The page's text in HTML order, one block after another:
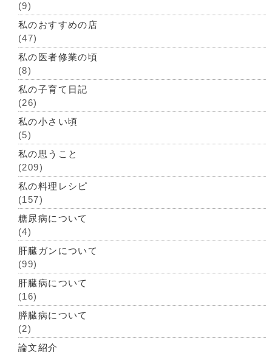
(9)
私のおすすめの店
(47)
私の医者修業の頃
(8)
私の子育て日記
(26)
私の小さい頃
(5)
私の思うこと
(209)
私の料理レシピ
(157)
糖尿病について
(4)
肝臓ガンについて
(99)
肝臓病について
(16)
膵臓病について
(2)
論文紹介